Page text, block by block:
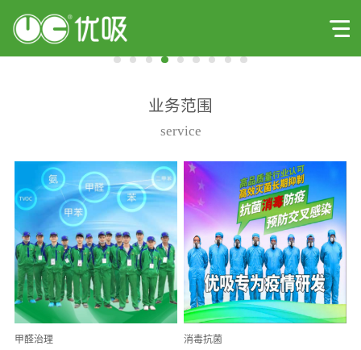
业务范围
service
甲醛治理 消毒抗菌